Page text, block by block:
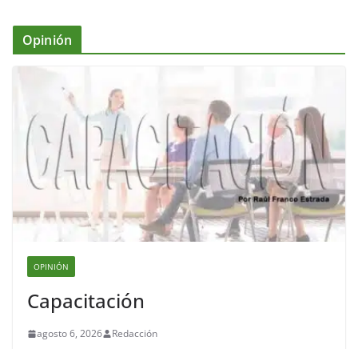
Opinión
OPINIÓN
Capacitación
agosto 6, 2026 Redacción